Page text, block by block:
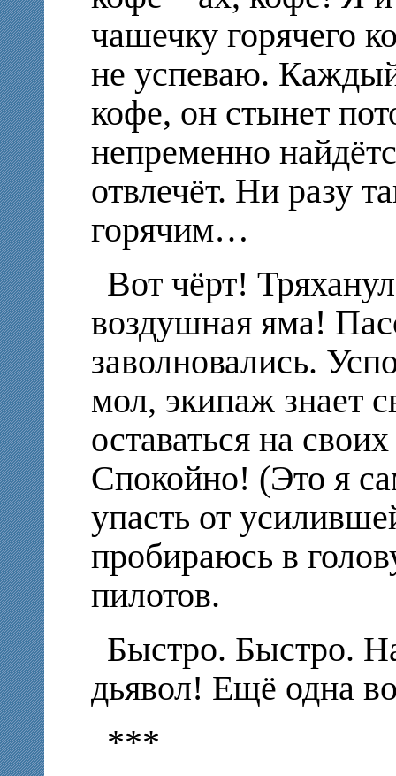
чашечку горячего
не успеваю.
кофе, он стынет
непременно
отвлечёт. Ни разу
горячим…
Вот чёрт!
воздушная яма!
заволновались.
мол, экипаж знает
оставаться на
Спокойно! (Это я
упасть от
пробираюсь в
пилотов.
Быстро. Быстро.
дьявол! Ещё одна
***